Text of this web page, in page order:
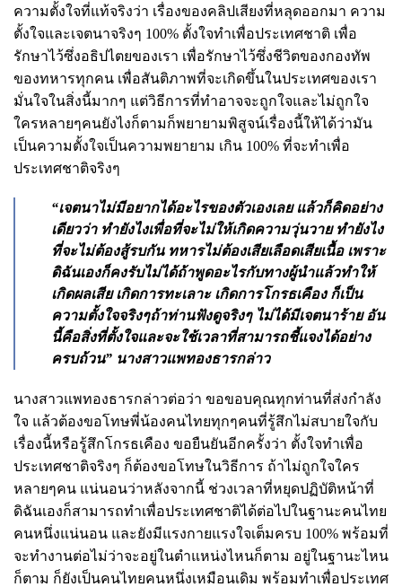
ความตั้งใจที่แท้จริงว่า เรื่องของคลิปเสียงที่หลุดออกมา ความ
ตั้งใจและเจตนาจริงๆ 100% ตั้งใจทำเพื่อประเทศชาติ เพื่อ
รักษาไว้ซึ่งอธิปไตยของเรา เพื่อรักษาไว้ซึ่งชีวิตของกองทัพ
ของทหารทุกคน เพื่อสันติภาพที่จะเกิดขึ้นในประเทศของเรา
มั่นใจในสิ่งนี้มากๆ แต่วิธีการที่ทำอาจจะถูกใจและไม่ถูกใจ
ใครหลายๆคนยังไงก็ตามก็พยายามพิสูจน์เรื่องนี้ให้ได้ว่ามัน
เป็นความตั้งใจเป็นความพยายาม เกิน 100% ที่จะทำเพื่อ
ประเทศชาติจริงๆ
“เจตนาไม่มีอยากได้อะไรของตัวเองเลย แล้วก็คิดอย่าง
เดียวว่า ทำยังไงเพื่อที่จะไม่ให้เกิดความวุ่นวาย ทำยังไง
ที่จะไม่ต้องสู้รบกัน ทหารไม่ต้องเสียเลือดเสียเนื้อ เพราะ
ดิฉันเองก็คงรับไม่ได้ถ้าพูดอะไรกับทางผู้นำแล้วทำให้
เกิดผลเสีย เกิดการทะเลาะ เกิดการโกรธเคือง ก็เป็น
ความตั้งใจจริงๆถ้าท่านฟังดูจริงๆ ไม่ได้มีเจตนาร้าย อัน
นี้คือสิ่งที่ตั้งใจและจะใช้เวลาที่สามารถชี้แจงได้อย่าง
ครบถ้วน” นางสาวแพทองธารกล่าว
นางสาวแพทองธารกล่าวต่อว่า ขอขอบคุณทุกท่านที่ส่งกำลัง
ใจ แล้วต้องขอโทษพี่น้องคนไทยทุกๆคนที่รู้สึกไม่สบายใจกับ
เรื่องนี้หรือรู้สึกโกรธเคือง ขอยืนยันอีกครั้งว่า ตั้งใจทำเพื่อ
ประเทศชาติจริงๆ ก็ต้องขอโทษในวิธีการ ถ้าไม่ถูกใจใคร
หลายๆคน แน่นอนว่าหลังจากนี้ ช่วงเวลาที่หยุดปฏิบัติหน้าที่
ดิฉันเองก็สามารถทำเพื่อประเทศชาติได้ต่อไปในฐานะคนไทย
คนหนึ่งแน่นอน และยังมีแรงกายแรงใจเต็มครบ 100% พร้อมที่
จะทำงานต่อไม่ว่าจะอยู่ในตำแหน่งไหนก็ตาม อยู่ในฐานะไหน
ก็ตาม ก็ยังเป็นคนไทยคนหนึ่งเหมือนเดิม พร้อมทำเพื่อประเทศ